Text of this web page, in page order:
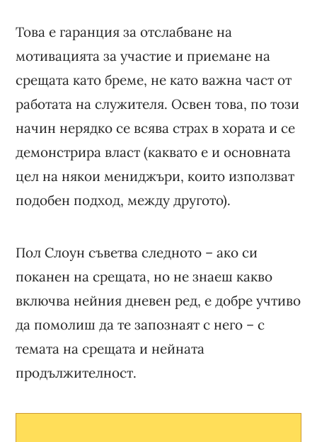
Това е гаранция за отслабване на
мотивацията за участие и приемане на
срещата като бреме, не като важна част от
работата на служителя. Освен това, по този
начин нерядко се всява страх в хората и се
демонстрира власт (каквато е и основната
цел на някои мениджъри, които използват
подобен подход, между другото).
Пол Слоун съветва следното – ако си
поканен на срещата, но не знаеш какво
включва нейния дневен ред, е добре учтиво
да помолиш да те запознаят с него – с
темата на срещата и нейната
продължителност.